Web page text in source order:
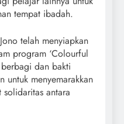
tempat ibadah.
telah menyiapkan
program ‘Colourful
berbagi dan bakti
untuk menyemarakkan
solidaritas antara